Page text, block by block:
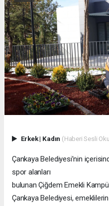
Erkek| Kadın (Haberi Sesli
Çankaya Belediyesi’nin
spor alanları
bulunan Çiğdem Emekli
Çankaya Belediyesi,